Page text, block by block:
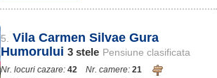
5. Vila Carmen Silvae Gura
Humorului 3 stele Pensiune clasificata
Nr. locuri cazare: 42 Nr. camere: 21